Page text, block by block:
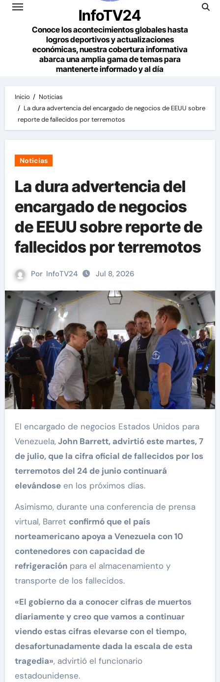
InfoTV24
Conoce los acontecimientos globales hasta
logros deportivos y actualizaciones
económicas, nuestra cobertura informativa
abarca una amplia gama de temas para
mantenerte informado y al día
Inicio
Noticias
La dura advertencia del encargado de negocios de EEUU sobre
reporte de fallecidos por terremotos
Noticias
La dura advertencia del
encargado de negocios
de EEUU sobre reporte de
fallecidos por terremotos
Por InfoTV24 Jul 8, 2026
El encargado de negocios Estados Unidos para
Venezuela,John Barrett, advirtió este martes, 7
de julio, que la cifra oficial de fallecidos por los
terremotos del 24 de junio continuará
elevándoseen los próximos días.
Asimismo, durante una conferencia de prensa
virtual, Barret confirmó que el país
norteamericano apoya a Venezuela con 10
contenedores con capacidad de
refrigeraciónpara el almacenamiento y
transporte de los fallecidos.
«El gobierno da a conocer cifras de muertos
diariamente y creo que vamos a continuar
viendo estas cifras elevarse con el tiempo,
desafortunadamente dada la escala de esta
tragedia», advirtió el funcionario
estadounidense.